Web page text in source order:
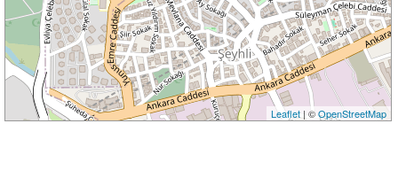
Leaflet| ©OpenStreetMap